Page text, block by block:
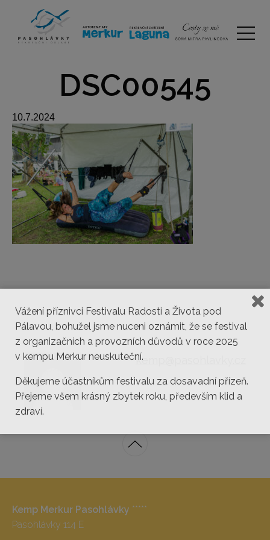
DSC00545
10.7.2024
kemp@pasohlavky.cz
Kemp Merkur Pasohlávky *****
Pasohlávky 114 E
Vážení příznivci Festivalu Radosti a Života pod
Pálavou, bohužel jsme nuceni oznámit, že se festival
z organizačních a provozních důvodů v roce 2025
v kempu Merkur neuskuteční.
Děkujeme účastníkům festivalu za dosavadní přízeň.
Přejeme všem krásný zbytek roku, především klid a
zdraví.